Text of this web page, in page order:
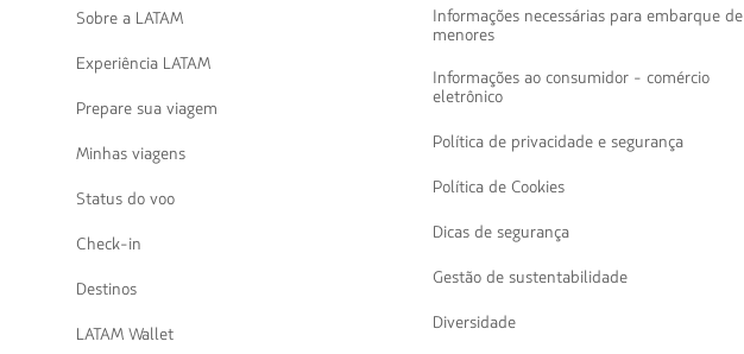
Sobre a LATAM
Experiência LATAM
Prepare sua viagem
Minhas viagens
Status do voo
Check-in
Destinos
LATAM Wallet
Informações necessárias para embarque de
menores
Informações ao consumidor - comércio
eletrônico
Política de privacidade e segurança
Política de Cookies
Dicas de segurança
Gestão de sustentabilidade
Diversidade